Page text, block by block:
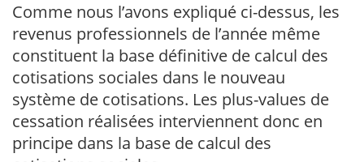
Comme nous l’avons expliqué ci-dessus, les
revenus professionnels de l’année même
constituent la base définitive de calcul des
cotisations sociales dans le nouveau
système de cotisations. Les plus-values de
cessation réalisées interviennent donc en
principe dans la base de calcul des